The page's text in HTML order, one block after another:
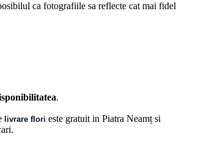
ca fotografiile sa reflecte cat mai fidel
.
livrare flori este gratuit in Piatra Neamț si